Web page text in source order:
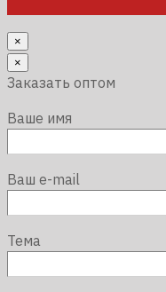
×
×
Заказать оптом
Ваше имя
Ваш e-mail
Тема